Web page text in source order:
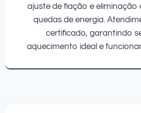
ajuste de fiação e eliminação
quedas de energia.
certificado, garantindo
aquecimento ideal e